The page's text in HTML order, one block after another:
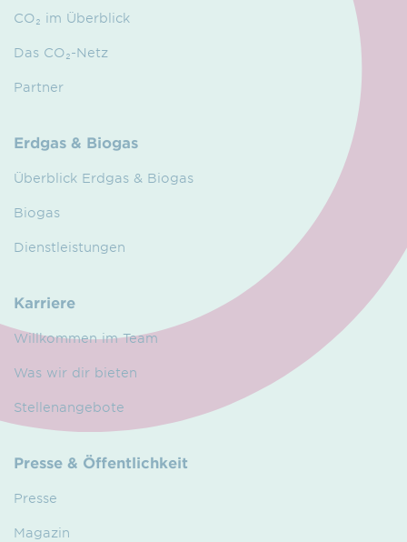
CO₂ im Überblick
Das CO₂-Netz
Partner
Erdgas & Biogas
Überblick Erdgas & Biogas
Biogas
Dienstleistungen
Karriere
Willkommen im Team
Was wir dir bieten
Stellenangebote
Presse & Öffentlichkeit
Presse
Magazin